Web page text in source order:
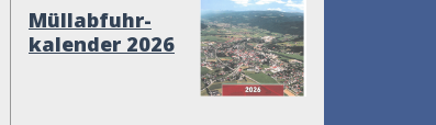
Müllabfuhr-
kalender 2026